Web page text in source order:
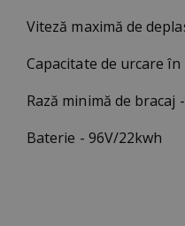
Viteză maximă de
Capacitate de urcare
Rază minimă de bracaj
Baterie - 96V/22kwh